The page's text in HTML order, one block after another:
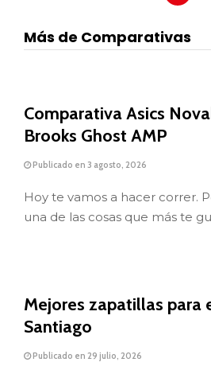
Más de Comparativas
Comparativa Asics
Brooks Ghost AMP
Publicado en 3 agosto, 2026
Hoy te vamos a hacer correr.
una de las cosas que más te
Mejores zapatillas para
Santiago
Publicado en 29 julio, 2026